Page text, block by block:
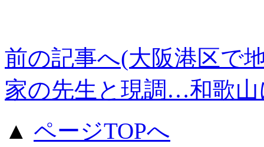
前の記事へ(大阪港区で
家の先生と現調…和歌山
▲ ページTOPへ